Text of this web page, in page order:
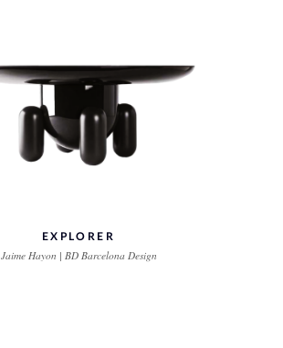
EXPLORER
Jaime Hayon | BD Barcelona Design